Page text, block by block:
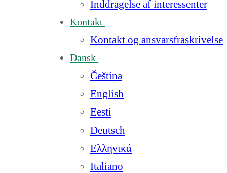
Inddragelse af interessenter
Kontakt
Kontakt og ansvarsfraskrivelse
Dansk
Čeština
English
Eesti
Deutsch
Ελληνικά
Italiano